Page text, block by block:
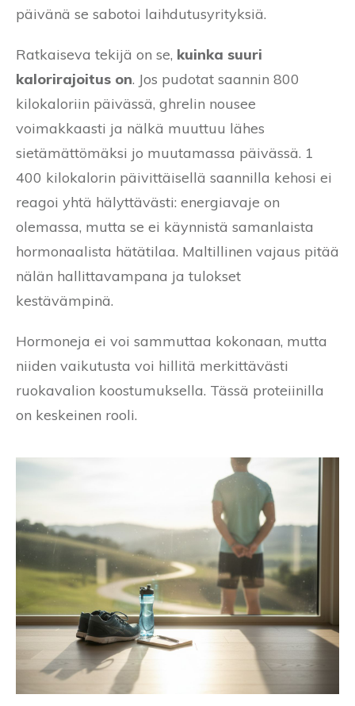
päivänä se sabotoi laihdutusyrityksiä.
Ratkaiseva tekijä on se, kuinka suuri
kalorirajoitus on. Jos pudotat saannin 800
kilokaloriin päivässä, ghrelin nousee
voimakkaasti ja nälkä muuttuu lähes
sietämättömäksi jo muutamassa päivässä. 1
400 kilokalorin päivittäisellä saannilla kehosi ei
reagoi yhtä hälyttävästi: energiavaje on
olemassa, mutta se ei käynnistä samanlaista
hormonaalista hätätilaa. Maltillinen vajaus pitää
nälän hallittavampana ja tulokset
kestävämpinä.
Hormoneja ei voi sammuttaa kokonaan, mutta
niiden vaikutusta voi hillitä merkittävästi
ruokavalion koostumuksella. Tässä proteiinilla
on keskeinen rooli.